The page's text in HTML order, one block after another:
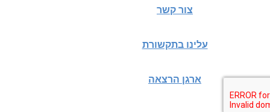
צור קשר
עלינו בתקשורת
ארגן הרצאה